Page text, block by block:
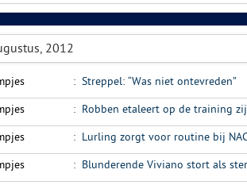
2012
: Streppel: “Was niet ontevreden”
: Robben etaleert op de training
: Lurling zorgt voor routine bij
: Blunderende Viviano stort als